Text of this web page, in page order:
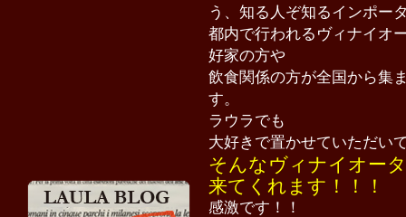
う、 知る人ぞ知るインポー
都内で行われるヴィナイオ
好家の方や
飲食関係の方が全国から集
す。
ラウラでも
大好きで置かせていただい
そんなヴィナイオー
来てくれます！！！
感激です！！